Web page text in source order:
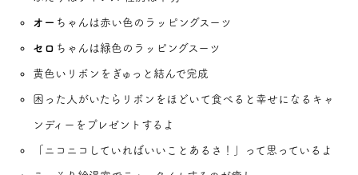
オー ちゃんは赤い色のラッピングスーツ
セロ ちゃんは緑色のラッピングスーツ
黄色いリボンをぎゅっと結んで完成
困った人がいたらリボンをほどいて食べると幸せになるキャ
ンディーをプレゼントするよ
「ニコニコしていればいいことあるさ！」って思っているよ